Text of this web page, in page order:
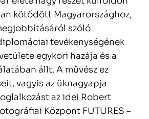
kötődött Magyarországhoz,
szóló
tevékenységének
egykori hazája és a
állt. A művész ez
vagyis az üknagyapja
az idei Robert
Központ FUTURES –